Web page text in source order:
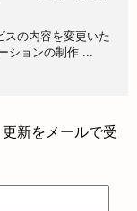
スの内容を変更いた
ションの制作 ...
新をメールで受